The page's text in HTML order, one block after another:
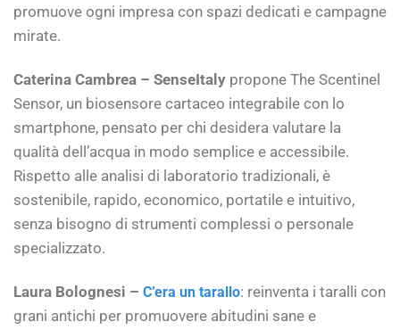
promuove ogni impresa con spazi dedicati e campagne
mirate.
Caterina Cambrea – SenseItaly propone The Scentinel
Sensor, un biosensore cartaceo integrabile con lo
smartphone, pensato per chi desidera valutare la
qualità dell’acqua in modo semplice e accessibile.
Rispetto alle analisi di laboratorio tradizionali, è
sostenibile, rapido, economico, portatile e intuitivo,
senza bisogno di strumenti complessi o personale
specializzato.
Laura Bolognesi – C’era un tarallo: reinventa i taralli con
grani antichi per promuovere abitudini sane e